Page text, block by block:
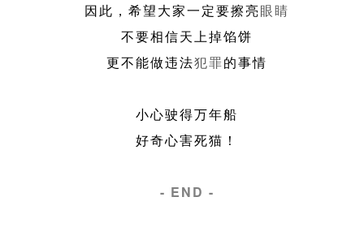
因此，希望大家一定要擦亮眼睛
不要相信天上掉馅饼
更不能做违法犯罪的事情
小心驶得万年船
好奇心害死猫！
- END -